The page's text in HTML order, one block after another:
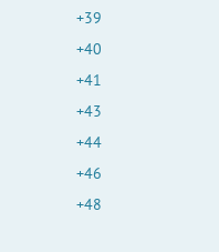
+39
+40
+41
+43
+44
+46
+48